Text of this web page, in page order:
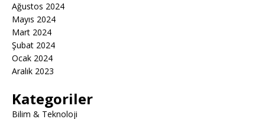
Ağustos 2024
Mayıs 2024
Mart 2024
Şubat 2024
Ocak 2024
Aralık 2023
Kategoriler
Bilim & Teknoloji